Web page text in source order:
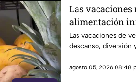
Las vacaciones
alimentación
Las vacaciones de
descanso, diversión
agosto 05, 2026 08:48